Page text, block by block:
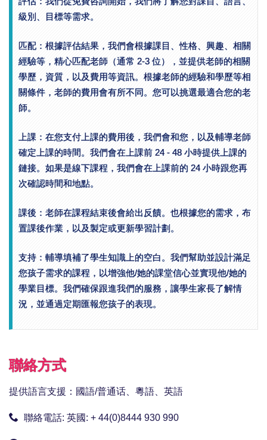
級別、目標等需求。
匹配：根據評估結果，我們會根據課目、性格、興趣、相關
經驗等，精心匹配老師（通常 2-3 位），並提供老師的相關
學歷，資質，以及費用等資訊。根據老師的經驗和學歷等相
關條件，老師的費用會有所不同。您可以挑選最適合您的老
師。
上課：在您支付上課的費用後，我們會和您，以及輔導老師
確定上課的時間。我們會在上課前 24 - 48 小時提供上課的
鏈接。如果是線下課程，我們會在上課前的 24 小時跟您再
次確認時間和地點。
課後：老師在課程結束後會給出反饋。也根據您的需求，布
置課後作業，以及製定或更新學習計劃。
支持：輔導填補了學生知識上的空白。我們幫助並設計滿足
您孩子需求的課程，以增強他/她的課堂信心並實現他/她的
學業目標。我們確保跟進我們的服務，讓學生家長了解情
況，並通過定期匯報您孩子的表現。
聯絡方式
提供語言支援：國語/普通话、粵語、英語
聯絡電話: 英國: + 44(0)8444 930 990